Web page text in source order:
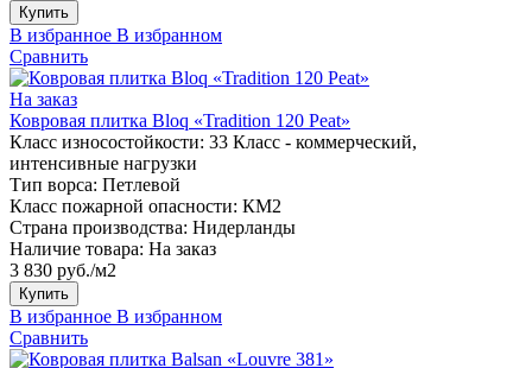
Купить
В избранное В избранном
Сравнить
На заказ
Ковровая плитка Bloq «Tradition 120 Peat»
Класс износостойкости: 33 Класс - коммерческий,
интенсивные нагрузки
Тип ворса: Петлевой
Класс пожарной опасности: КМ2
Страна производства: Нидерланды
Наличие товара: На заказ
3 830 руб./м2
Купить
В избранное В избранном
Сравнить